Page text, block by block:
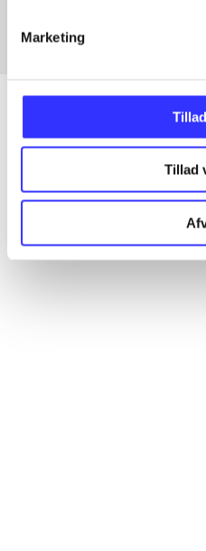
Marketing
Tillad
Alle registrerede artikler